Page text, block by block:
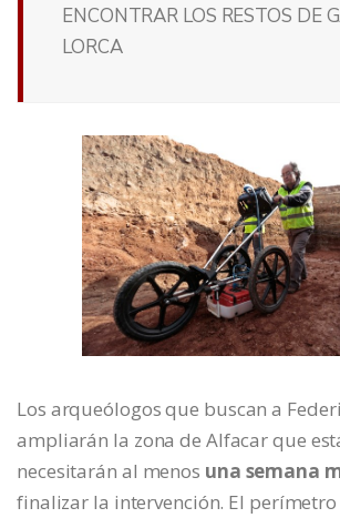
ENCONTRAR LOS RESTOS DE
LORCA
Los arqueólogos que buscan a
ampliarán la zona de Alfacar que
necesitarán al menos una semana
finalizar la intervención. El